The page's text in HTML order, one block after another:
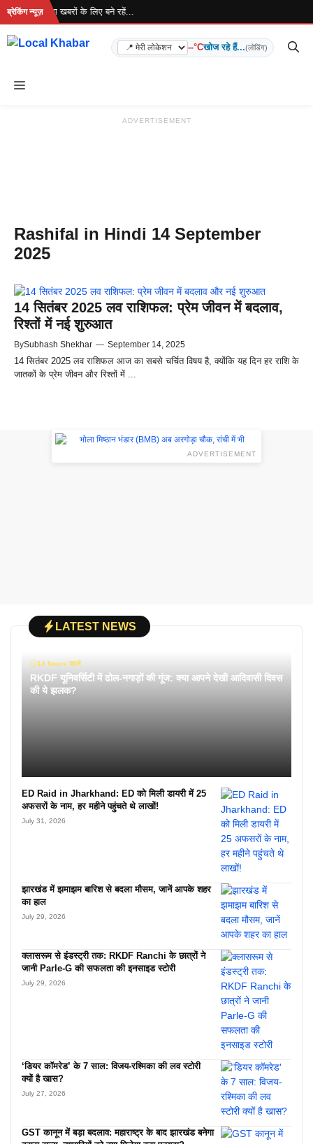
Skip
content
ब्रेकिंग न्यूज़
रहा है... ताज़ा खबरों के लिए बने रहें...
--°Cखोज रहे हैं...(लोडिंग)
Menu
ADVERTISEMENT
Rashifal in Hindi 14 September
2025
14 सितंबर 2025 लव राशिफल: प्रेम जीवन में बदलाव,
रिश्तों में नई शुरुआत
BySubhash Shekhar — September 14, 2025
14 सितंबर 2025 लव राशिफल आज का सबसे चर्चित विषय है, क्योंकि यह दिन हर राशि के
जातकों के प्रेम जीवन और रिश्तों में ...
ADVERTISEMENT
LATEST NEWS
14 hours पहले
RKDF यूनिवर्सिटी में ढोल-नगाड़ों की गूंज: क्या आपने देखी आदिवासी दिवस
की ये झलक?
ED Raid in Jharkhand: ED को मिली डायरी में 25
अफसरों के नाम, हर महीने पहुंचते थे लाखों!
July 31, 2026
झारखंड में झमाझम बारिश से बदला मौसम, जानें आपके शहर
का हाल
July 29, 2026
क्लासरूम से इंडस्ट्री तक: RKDF Ranchi के छात्रों ने
जानी Parle-G की सफलता की इनसाइड स्टोरी
July 29, 2026
‘डियर कॉमरेड’ के 7 साल: विजय-रश्मिका की लव स्टोरी
क्यों है खास?
July 27, 2026
GST कानून में बड़ा बदलाव: महाराष्ट्र के बाद झारखंड बनेगा